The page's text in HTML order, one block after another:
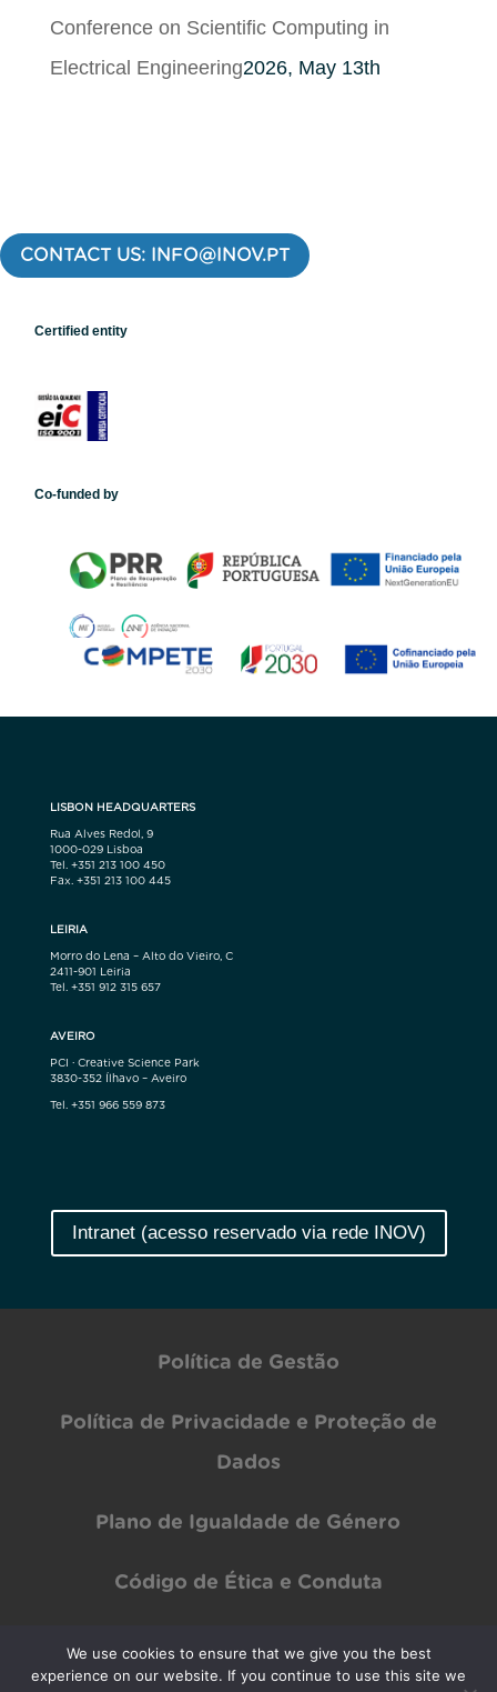
Conference on Scientific Computing in
Electrical Engineering2026, May 13th
CONTACT US: INFO@INOV.PT
Certified entity
Co-funded by
LISBON HEADQUARTERS
Rua Alves Redol, 9
1000-029 Lisboa
Tel. +351 213 100 450
Fax. +351 213 100 445
LEIRIA
Morro do Lena – Alto do Vieiro, C
2411-901 Leiria
Tel. +351 912 315 657
AVEIRO
PCI · Creative Science Park
3830-352 Ílhavo – Aveiro
Tel. +351 966 559 873
Intranet (acesso reservado via rede INOV)
Política de Gestão
Política de Privacidade e Proteção de
Dados
Plano de Igualdade de Género
Código de Ética e Conduta
Copyright © INOV Inesc 2024 All rights Reserved | Designed byPAR Design
We use cookies to ensure that we give you the best
experience on our website. If you continue to use this site we